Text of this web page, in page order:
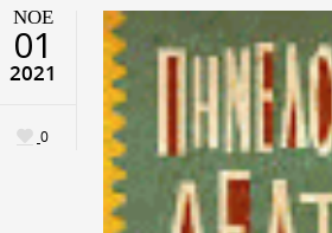
ΝΟΈ
01
2021
0